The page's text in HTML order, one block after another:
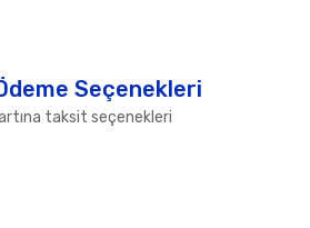
Seçenekleri
taksit seçenekleri